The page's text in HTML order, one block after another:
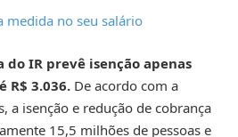
medida no seu salário
IR prevê isenção apenas
R$ 3.036. De acordo com a
a isenção e redução de cobrança
15,5 milhões de pessoas e